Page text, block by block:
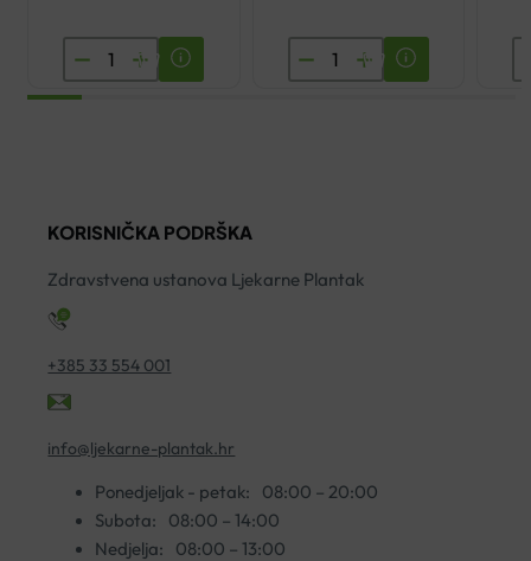
YASENKA
VITAMIN
KAPSULE
A30
BIOVITALIS
BIOLAKS
KORISNIČKA PODRŠKA
Zdravstvena ustanova Ljekarne Plantak
+385 33 554 001
info@ljekarne-plantak.hr
Ponedjeljak - petak:
08:00 – 20:00
Subota:
08:00 – 14:00
Nedjelja:
08:00 – 13:00